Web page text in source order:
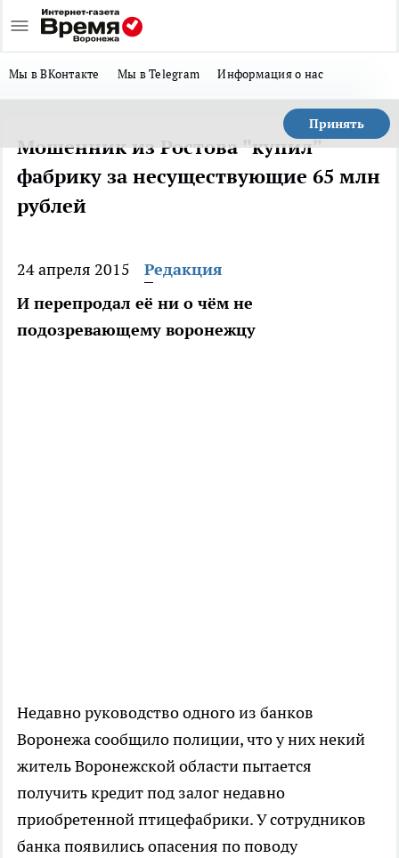
Мы в ВКонтакте Мы в Telegram Информация о нас
Принять
Мошенник из Ростова "купил"
фабрику за несуществующие 65 млн
рублей
24 апреля 2015
Редакция
И перепродал её ни о чём не
подозревающему воронежцу
Недавно руководство одного из банков
Воронежа сообщило полиции, что у них некий
житель Воронежской области пытается
получить кредит под залог недавно
приобретенной птицефабрики. У сотрудников
банка появились опасения по поводу